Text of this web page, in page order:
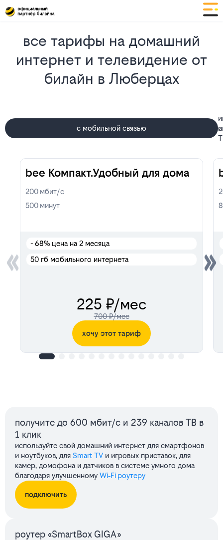
все тарифы на домашний
интернет и телевидение от
билайн в Люберцах
с мобильной связью
с
bee Компакт.Удобный для дома
200 мбит/с
500 минут
- 68% цена на 2 месяца
50 гб мобильного интернета
225 ₽/мес
700 ₽/мес
хочу этот тариф
Сервисы
получите до 600 мбит/с и 239 каналов ТВ в
1 клик
используйте свой домашний интернет для смартфонов
и ноутбуков, для Smart TV и игровых приставок, для
камер, домофона и датчиков в системе умного дома
благодаря улучшенному Wi‑Fi роутеру
подключить
роутер «SmartBox GIGA»